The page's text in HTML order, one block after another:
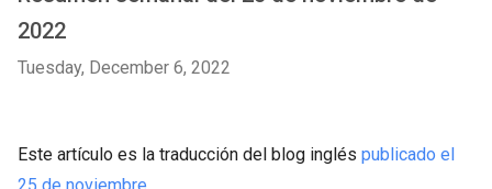
2022
Tuesday, December 6, 2022
Este artículo es la traducción del blog inglés publicado el